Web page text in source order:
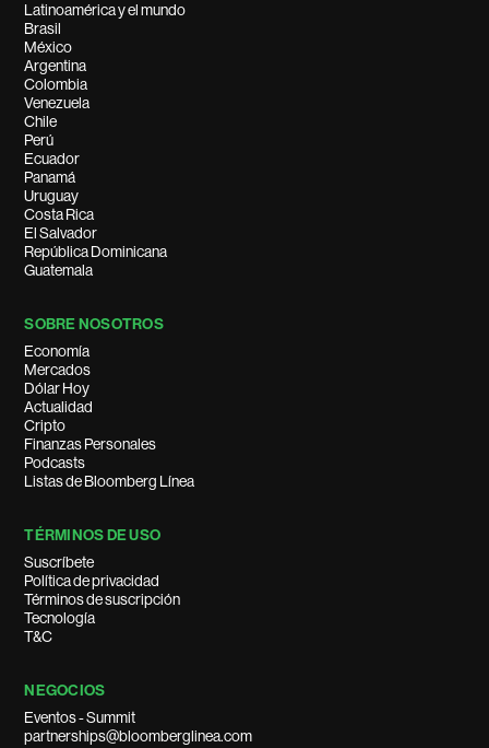
Latinoamérica y el mundo
Brasil
México
Argentina
Colombia
Venezuela
Chile
Perú
Ecuador
Panamá
Uruguay
Costa Rica
El Salvador
República Dominicana
Guatemala
SOBRE NOSOTROS
Economía
Mercados
Dólar Hoy
Actualidad
Cripto
Finanzas Personales
Podcasts
Listas de Bloomberg Línea
TÉRMINOS DE USO
Suscríbete
Política de privacidad
Términos de suscripción
Tecnología
T&C
NEGOCIOS
Eventos - Summit
partnerships@bloomberglinea.com